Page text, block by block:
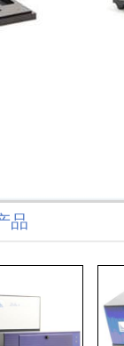
品